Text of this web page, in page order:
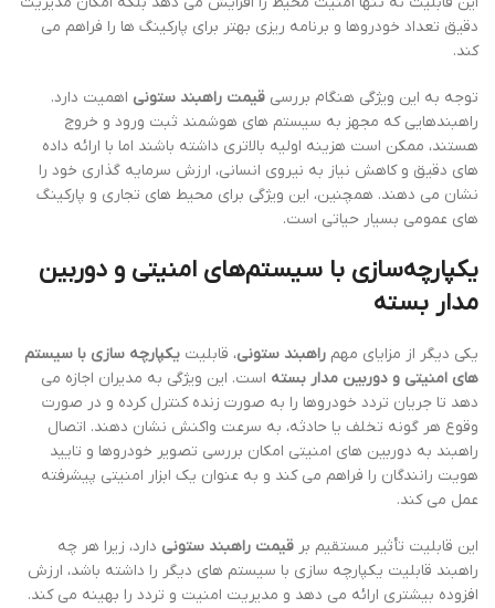
دقیق تعداد خودروها و برنامه ریزی بهتر برای پارکینگ ها را فراهم می
کند.
توجه به این ویژگی هنگام بررسی قیمت راهبند ستونی اهمیت دارد.
راهبندهایی که مجهز به سیستم های هوشمند ثبت ورود و خروج
هستند، ممکن است هزینه اولیه بالاتری داشته باشند اما با ارائه داده
های دقیق و کاهش نیاز به نیروی انسانی، ارزش سرمایه گذاری خود را
نشان می دهند. همچنین، این ویژگی برای محیط های تجاری و پارکینگ
های عمومی بسیار حیاتی است.
یکپارچه‌سازی با سیستم‌های امنیتی و دوربین
مدار بسته
یکی دیگر از مزایای مهم راهبند ستونی، قابلیت یکپارچه سازی با سیستم
های امنیتی و دوربین مدار بسته است. این ویژگی به مدیران اجازه می
دهد تا جریان تردد خودروها را به صورت زنده کنترل کرده و در صورت
وقوع هر گونه تخلف یا حادثه، به سرعت واکنش نشان دهند. اتصال
راهبند به دوربین های امنیتی امکان بررسی تصویر خودروها و تایید
هویت رانندگان را فراهم می کند و به عنوان یک ابزار امنیتی پیشرفته
عمل می کند.
این قابلیت تأثیر مستقیم بر قیمت راهبند ستونی دارد، زیرا هر چه
راهبند قابلیت یکپارچه سازی با سیستم های دیگر را داشته باشد، ارزش
افزوده بیشتری ارائه می دهد و مدیریت امنیت و تردد را بهینه می کند.